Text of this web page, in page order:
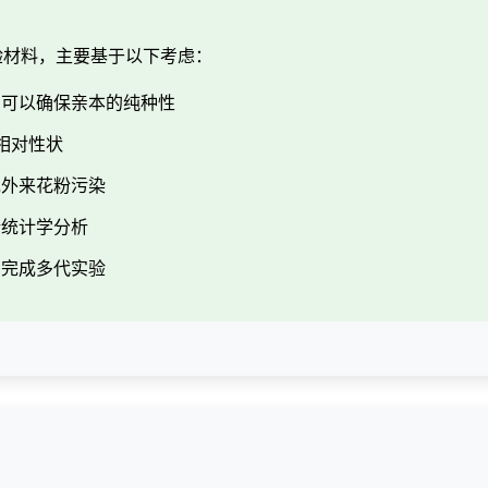
料，主要基于以下考虑：
以确保亲本的纯种性
对性状
来花粉污染
计学分析
成多代实验